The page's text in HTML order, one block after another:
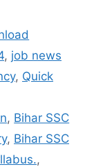
ai
l
ar
e
, job news
, Quick
, Bihar SSC
, Bihar SSC
,